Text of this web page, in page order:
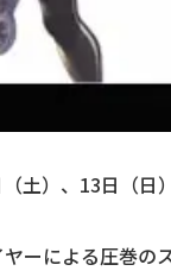
土）、13日（日
ーによる圧巻の